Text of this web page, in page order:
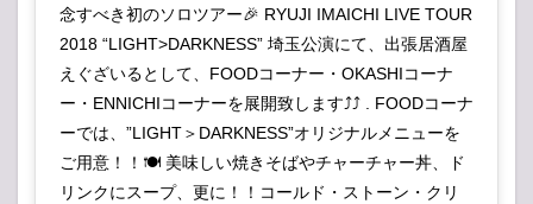
念すべき初のソロツアー🎉 RYUJI IMAICHI LIVE TOUR
2018 “LIGHT>DARKNESS” 埼玉公演にて、出張居酒屋
えぐざいるとして、FOODコーナー・OKASHIコーナ
ー・ENNICHIコーナーを展開致します⤴︎⤴︎ . FOODコーナ
ーでは、”LIGHT＞DARKNESS”オリジナルメニューを
ご用意！！🍽 美味しい焼きそばやチャーチャー丼、ド
リンクにスープ、更に！！コールド・ストーン・クリ